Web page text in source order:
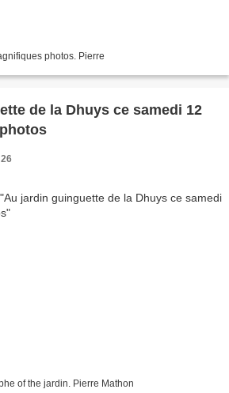
photos. Pierre
de la Dhuys ce samedi 12
of the jardin. Pierre Mathon